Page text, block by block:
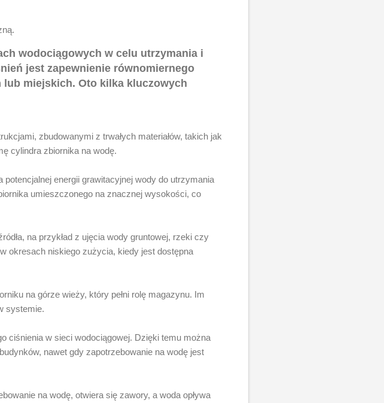
wodociągowych w celu utrzymania i
jest zapewnienie równomiernego
miejskich. Oto kilka kluczowych
zbudowanymi z trwałych materiałów, takich jak
cylindra zbiornika na wodę.
energii grawitacyjnej wody do utrzymania
umieszczonego na znacznej wysokości, co
na przykład z ujęcia wody gruntowej, rzeki czy
okresach niskiego zużycia, kiedy jest dostępna
na górze wieży, który pełni rolę magazynu. Im
systemie.
ciśnienia w sieci wodociągowej. Dzięki temu można
nawet gdy zapotrzebowanie na wodę jest
na wodę, otwiera się zawory, a woda opływa